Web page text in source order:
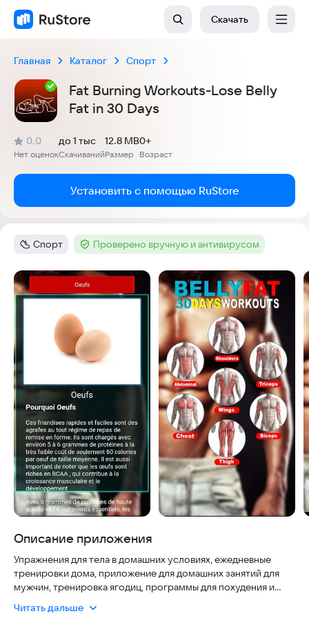
Скачать
Главная Каталог Спорт
Fat Burning Workouts-Lose Belly
Fat in 30 Days
Рейтинг:
0,0
(
Нет оценок
)
Скачиваний
до 1 тыс
Размер
12.8 MB
Возраст
0+
Установить с помощью RuStore
Категория
Спорт Тег :Проверено вручную и антивирусом
Скриншоты
Описание приложения
Упражнения для тела в домашних условиях, ежедневные
тренировки дома, приложение для домашних занятий для
мужчин, тренировка ягодиц, программы для похудения и
Читать дальше